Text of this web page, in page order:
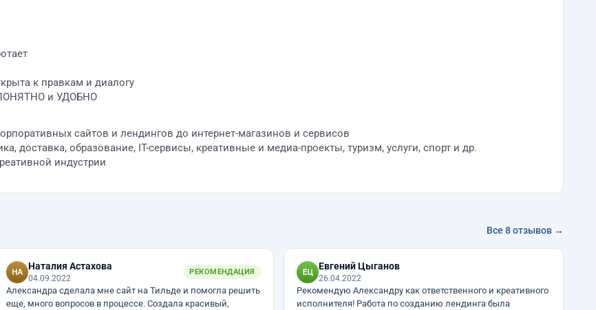
к правкам и диалогу
и УДОБНО
сайтов и лендингов до интернет-магазинов и сервисов
доставка, образование, IT-сервисы, креативные и медиа-проекты, туризм, услуги, спорт и др.
индустрии
Все 8 отзывов →
Наталия Астахова
04.09.2022
РЕКОМЕНДАЦИЯ
Александра сделала мне сайт на Тильде и помогла решить
еще, много вопросов в процессе. Создала красивый,
Евгений Цыганов
26.04.2022
Рекомендую Александру как ответственного и креативного
исполнителя! Работа по созданию лендинга была